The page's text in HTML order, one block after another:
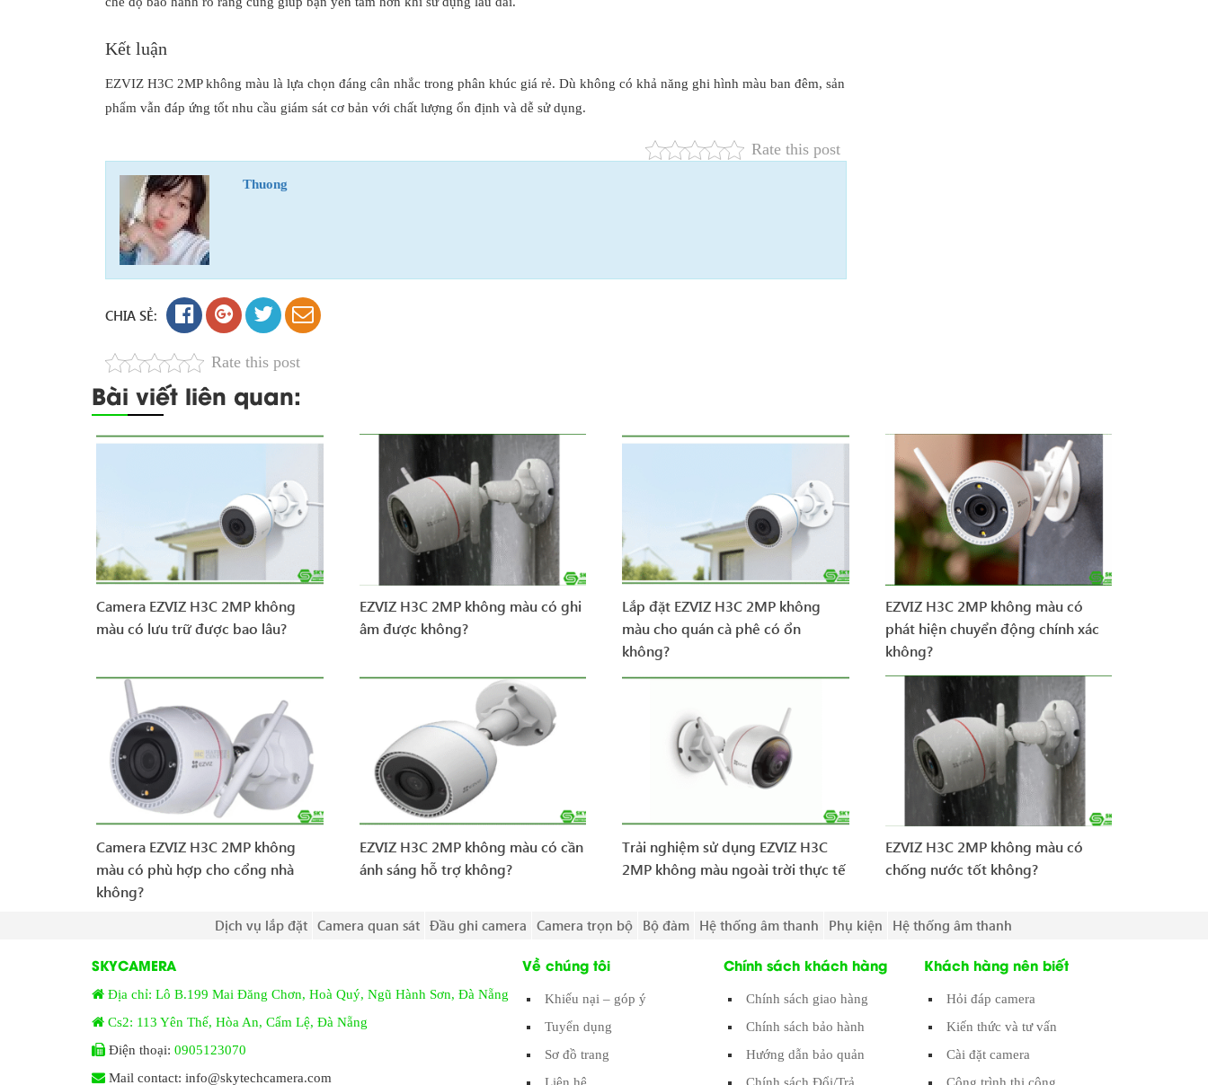
Kết luận
EZVIZ H3C 2MP không màu là lựa chọn đáng cân nhắc trong phân khúc giá rẻ. Dù không có khả năng ghi hình màu ban đêm, sản
phẩm vẫn đáp ứng tốt nhu cầu giám sát cơ bản với chất lượng ổn định và dễ sử dụng.
Rate this post
Thuong
CHIA SẺ:
Rate this post
Bài viết liên quan:
Camera EZVIZ H3C 2MP không
màu có lưu trữ được bao lâu?
EZVIZ H3C 2MP không màu có ghi
âm được không?
Lắp đặt EZVIZ H3C 2MP không
màu cho quán cà phê có ổn
không?
EZVIZ H3C 2MP không màu có
phát hiện chuyển động chính xác
không?
Camera EZVIZ H3C 2MP không
màu có phù hợp cho cổng nhà
không?
EZVIZ H3C 2MP không màu có cần
ánh sáng hỗ trợ không?
Trải nghiệm sử dụng EZVIZ H3C
2MP không màu ngoài trời thực tế
EZVIZ H3C 2MP không màu có
chống nước tốt không?
Dịch vụ lắp đặt Camera quan sát Đầu ghi camera Camera trọn bộ Bộ đàm Hệ thống âm thanh Phụ kiện Hệ thống âm thanh
SKYCAMERA
Địa chỉ: Lô B.199 Mai Đăng Chơn, Hoà Quý, Ngũ Hành Sơn, Đà Nẵng
Cs2: 113 Yên Thế, Hòa An, Cẩm Lệ, Đà Nẵng
Điện thoại: 0905123070
Mail contact: info@skytechcamera.com
Về chúng tôi
Khiếu nại – góp ý
Tuyển dụng
Sơ đồ trang
Chính sách khách hàng
Chính sách giao hàng
Chính sách bảo hành
Hướng dẫn bảo quản
Khách hàng nên biết
Hỏi đáp camera
Kiến thức và tư vấn
Cài đặt camera